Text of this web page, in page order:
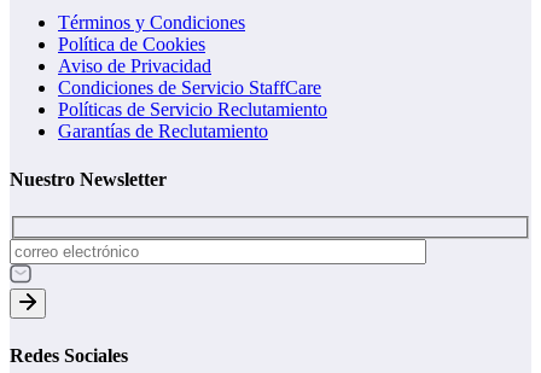
Términos y Condiciones
Política de Cookies
Aviso de Privacidad
Condiciones de Servicio StaffCare
Políticas de Servicio Reclutamiento
Garantías de Reclutamiento
Nuestro Newsletter
Redes Sociales